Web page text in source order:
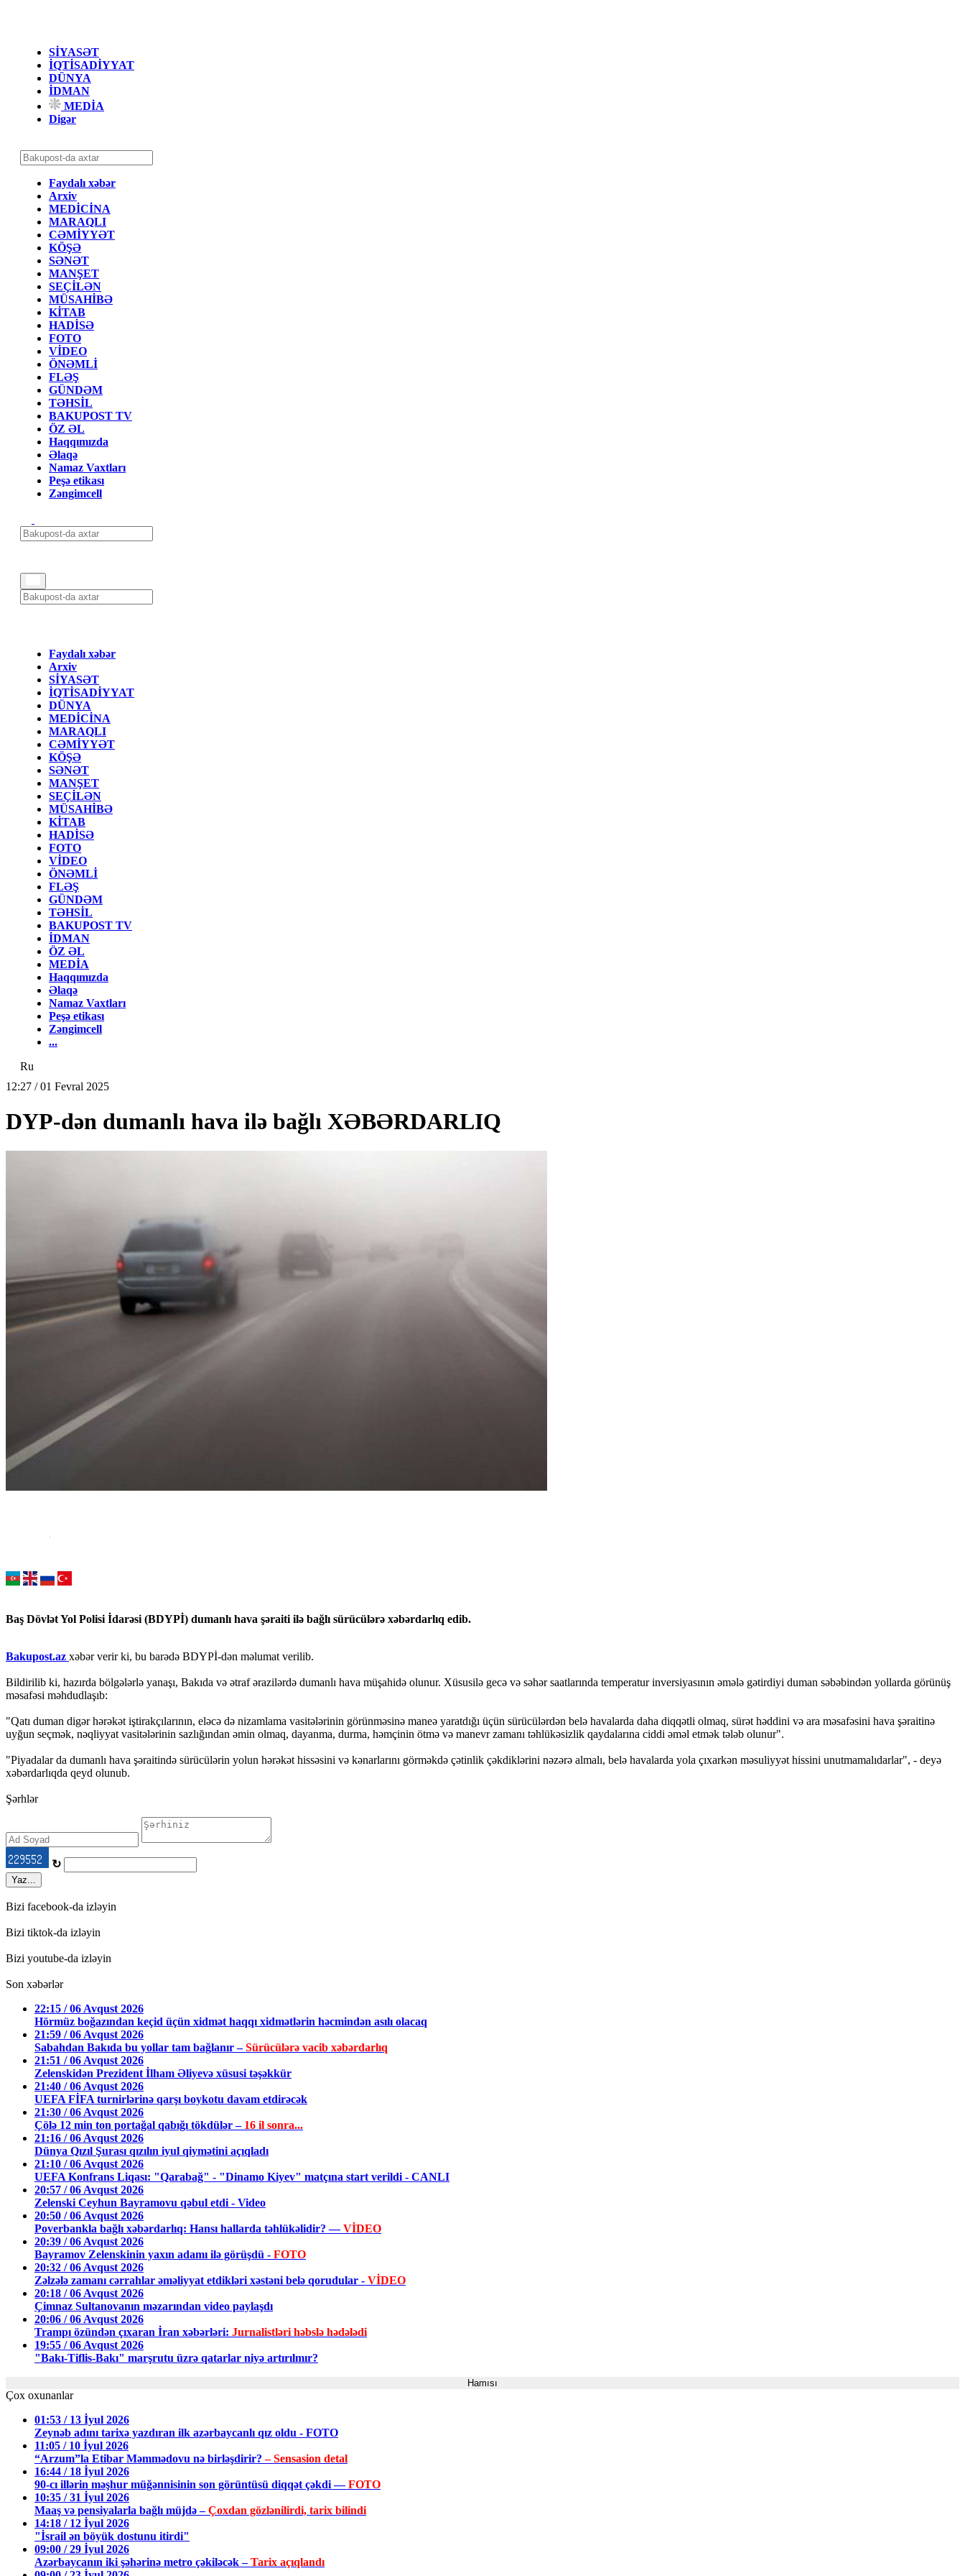
SİYASƏT
İQTİSADİYYAT
DÜNYA
İDMAN
MEDİA
Digər
Faydalı xəbər
Arxiv
MEDİCİNA
MARAQLI
CƏMİYYƏT
KÖŞƏ
SƏNƏT
MANŞET
SEÇİLƏN
MÜSAHİBƏ
KİTAB
HADİSƏ
FOTO
VİDEO
ÖNƏMLİ
FLƏŞ
GÜNDƏM
TƏHSİL
BAKUPOST TV
ÖZ ƏL
Haqqımızda
Əlaqə
Namaz Vaxtları
Peşə etikası
Zəngimcell
Faydalı xəbər
Arxiv
SİYASƏT
İQTİSADİYYAT
DÜNYA
MEDİCİNA
MARAQLI
CƏMİYYƏT
KÖŞƏ
SƏNƏT
MANŞET
SEÇİLƏN
MÜSAHİBƏ
KİTAB
HADİSƏ
FOTO
VİDEO
ÖNƏMLİ
FLƏŞ
GÜNDƏM
TƏHSİL
BAKUPOST TV
İDMAN
ÖZ ƏL
MEDİA
Haqqımızda
Əlaqə
Namaz Vaxtları
Peşə etikası
Zəngimcell
...
Ru
12:27 / 01 Fevral 2025
DYP-dən dumanlı hava ilə bağlı XƏBƏRDARLIQ
Baş Dövlət Yol Polisi İdarəsi (BDYPİ) dumanlı hava şəraiti ilə bağlı sürücülərə xəbərdarlıq edib.
Bakupost.az xəbər verir ki, bu barədə BDYPİ-dən məlumat verilib.
Bildirilib ki, hazırda bölgələrlə yanaşı, Bakıda və ətraf ərazilərdə dumanlı hava müşahidə olunur. Xüsusilə gecə və səhər saatlarında temperatur inversiyasının əmələ gətirdiyi duman səbəbindən yollarda görünüş
məsafəsi məhdudlaşıb:
"Qatı duman digər hərəkət iştirakçılarının, eləcə də nizamlama vasitələrinin görünməsinə maneə yaratdığı üçün sürücülərdən belə havalarda daha diqqətli olmaq, sürət həddini və ara məsafəsini hava şəraitinə
uyğun seçmək, nəqliyyat vasitələrinin sazlığından əmin olmaq, dayanma, durma, həmçinin ötmə və manevr zamanı təhlükəsizlik qaydalarına ciddi əməl etmək tələb olunur".
"Piyadalar da dumanlı hava şəraitində sürücülərin yolun hərəkət hissəsini və kənarlarını görməkdə çətinlik çəkdiklərini nəzərə almalı, belə havalarda yola çıxarkən məsuliyyət hissini unutmamalıdarlar", - deyə
xəbərdarlıqda qeyd olunub.
Şərhlər
↻
Yaz...
Bizi facebook-da izləyin
Bizi tiktok-da izləyin
Bizi youtube-da izləyin
Son xəbərlər
22:15 / 06 Avqust 2026
Hörmüz boğazından keçid üçün xidmət haqqı xidmətlərin həcmindən asılı olacaq
21:59 / 06 Avqust 2026
Sabahdan Bakıda bu yollar tam bağlanır –Sürücülərə vacib xəbərdarlıq
21:51 / 06 Avqust 2026
Zelenskidən Prezident İlham Əliyevə xüsusi təşəkkür
21:40 / 06 Avqust 2026
UEFA FİFA turnirlərinə qarşı boykotu davam etdirəcək
21:30 / 06 Avqust 2026
Çölə 12 min ton portağal qabığı tökdülər – 16 il sonra...
21:16 / 06 Avqust 2026
Dünya Qızıl Şurası qızılın iyul qiymətini açıqladı
21:10 / 06 Avqust 2026
UEFA Konfrans Liqası: "Qarabağ" - "Dinamo Kiyev" matçına start verildi - CANLI
20:57 / 06 Avqust 2026
Zelenski Ceyhun Bayramovu qəbul etdi - Video
20:50 / 06 Avqust 2026
Poverbankla bağlı xəbərdarlıq: Hansı hallarda təhlükəlidir? —VİDEO
20:39 / 06 Avqust 2026
Bayramov Zelenskinin yaxın adamı ilə görüşdü - FOTO
20:32 / 06 Avqust 2026
Zəlzələ zamanı cərrahlar əməliyyat etdikləri xəstəni belə qorudular - VİDEO
20:18 / 06 Avqust 2026
Çimnaz Sultanovanın məzarından video paylaşdı
20:06 / 06 Avqust 2026
Trampı özündən çıxaran İran xəbərləri: Jurnalistləri həbslə hədələdi
19:55 / 06 Avqust 2026
"Bakı-Tiflis-Bakı" marşrutu üzrə qatarlar niyə artırılmır?
Hamısı
Çox oxunanlar
01:53 / 13 İyul 2026
Zeynəb adını tarixə yazdıran ilk azərbaycanlı qız oldu - FOTO
11:05 / 10 İyul 2026
“Arzum”la Etibar Məmmədovu nə birləşdirir?– Sensasion detal
16:44 / 18 İyul 2026
90-cı illərin məşhur müğənnisinin son görüntüsü diqqət çəkdi —FOTO
10:35 / 31 İyul 2026
Maaş və pensiyalarla bağlı müjdə –Çoxdan gözlənilirdi, tarix bilindi
14:18 / 12 İyul 2026
"İsrail ən böyük dostunu itirdi"
09:00 / 29 İyul 2026
Azərbaycanın iki şəhərinə metro çəkiləcək –Tarix açıqlandı